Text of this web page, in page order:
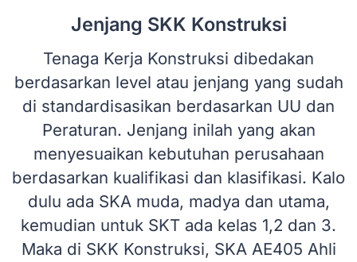
Jenjang SKK Konstruksi
Tenaga Kerja Konstruksi dibedakan
berdasarkan level atau jenjang yang sudah
di standardisasikan berdasarkan UU dan
Peraturan. Jenjang inilah yang akan
menyesuaikan kebutuhan perusahaan
berdasarkan kualifikasi dan klasifikasi. Kalo
dulu ada SKA muda, madya dan utama,
kemudian untuk SKT ada kelas 1,2 dan 3.
Maka di SKK Konstruksi, SKA AE405 Ahli